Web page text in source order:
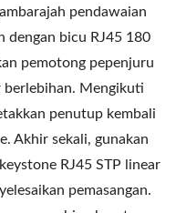
pendawaian
dengan bicu RJ45 180
pemotong pepenjuru
berlebihan. Mengikuti
penutup kembali
Akhir sekali, gunakan
RJ45 STP linear
pemasangan.